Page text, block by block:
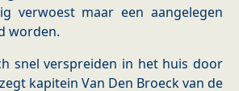
verwoest maar een aangelegen
worden.
snel verspreiden in het huis door
kapitein Van Den Broeck van de